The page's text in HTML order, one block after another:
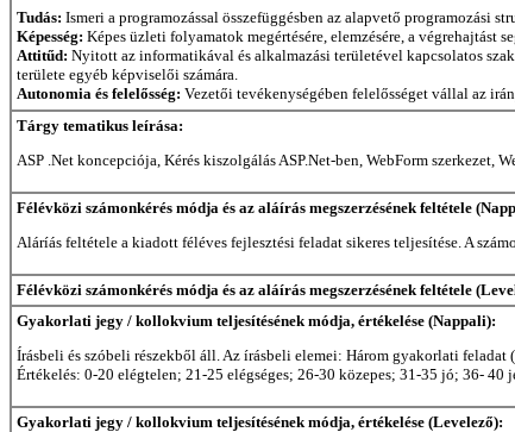
Tudás: Ismeri a programozással összefüggésben az alapvető programozási
Képesség: Képes üzleti folyamatok megértésére, elemzésére, a
Attitűd: Nyitott az informatikával és alkalmazási területével kapcsolatos
területe egyéb képviselői számára.
Autonomia és felelősség: Vezetői tevékenységében felelősséget vállal az
Tárgy tematikus leírása:
ASP .Net koncepciója, Kérés kiszolgálás ASP.Net-ben, WebForm szerkezet,
Félévközi számonkérés módja és az aláírás megszerzésének feltétele
Aláríás feltétele a kiadott féléves fejlesztési feladat sikeres teljesítése. A
Félévközi számonkérés módja és az aláírás megszerzésének feltétele
Gyakorlati jegy / kollokvium teljesítésének módja, értékelése (Nappali):
Írásbeli és szóbeli részekből áll. Az írásbeli elemei: Három gyakorlati
Értékelés: 0-20 elégtelen; 21-25 elégséges; 26-30 közepes; 31-35 jó; 36-
Gyakorlati jegy / kollokvium teljesítésének módja, értékelése (Levelező):